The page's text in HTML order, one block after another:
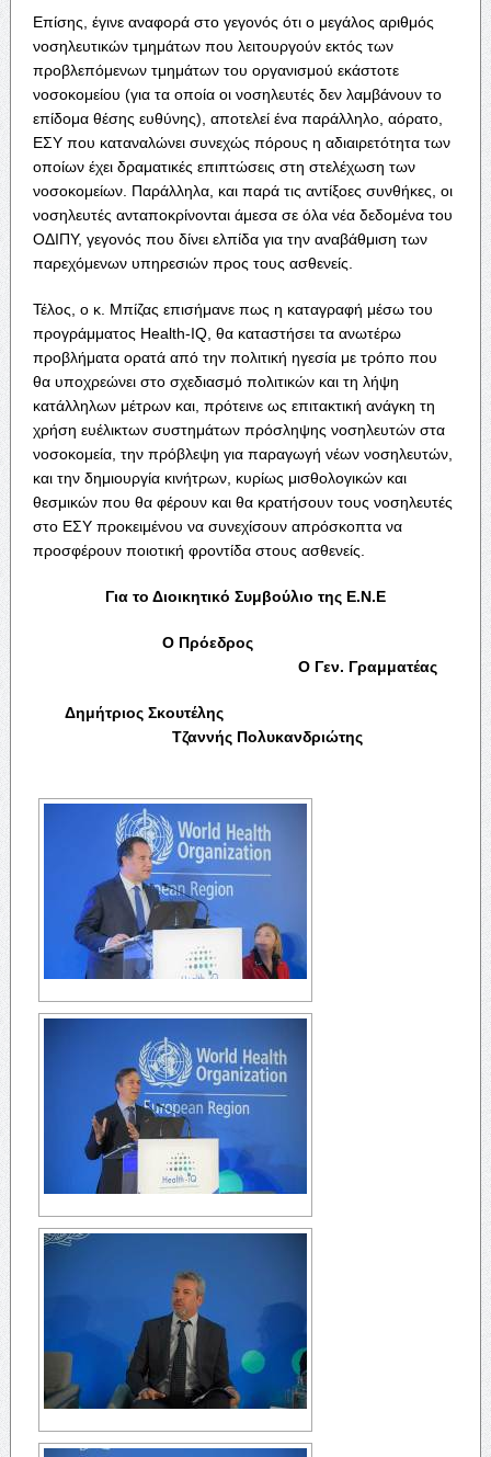
Επίσης, έγινε αναφορά στο γεγονός ότι ο μεγάλος αριθμός
νοσηλευτικών τμημάτων που λειτουργούν εκτός των
προβλεπόμενων τμημάτων του οργανισμού εκάστοτε
νοσοκομείου (για τα οποία οι νοσηλευτές δεν λαμβάνουν το
επίδομα θέσης ευθύνης), αποτελεί ένα παράλληλο, αόρατο,
ΕΣΥ που καταναλώνει συνεχώς πόρους η αδιαιρετότητα των
οποίων έχει δραματικές επιπτώσεις στη στελέχωση των
νοσοκομείων. Παράλληλα, και παρά τις αντίξοες συνθήκες, οι
νοσηλευτές ανταποκρίνονται άμεσα σε όλα νέα δεδομένα του
ΟΔΙΠΥ, γεγονός που δίνει ελπίδα για την αναβάθμιση των
παρεχόμενων υπηρεσιών προς τους ασθενείς.
Τέλος, ο κ. Μπίζας επισήμανε πως η καταγραφή μέσω του
προγράμματος Health-IQ, θα καταστήσει τα ανωτέρω
προβλήματα ορατά από την πολιτική ηγεσία με τρόπο που
θα υποχρεώνει στο σχεδιασμό πολιτικών και τη λήψη
κατάλληλων μέτρων και, πρότεινε ως επιτακτική ανάγκη τη
χρήση ευέλικτων συστημάτων πρόσληψης νοσηλευτών στα
νοσοκομεία, την πρόβλεψη για παραγωγή νέων νοσηλευτών,
και την δημιουργία κινήτρων, κυρίως μισθολογικών και
θεσμικών που θα φέρουν και θα κρατήσουν τους νοσηλευτές
στο ΕΣΥ προκειμένου να συνεχίσουν απρόσκοπτα να
προσφέρουν ποιοτική φροντίδα στους ασθενείς.
Για το Διοικητικό Συμβούλιο της Ε.Ν.Ε
Ο Πρόεδρος
Ο Γεν. Γραμματέας
Δημήτριος Σκουτέλης
Τζαννής Πολυκανδριώτης